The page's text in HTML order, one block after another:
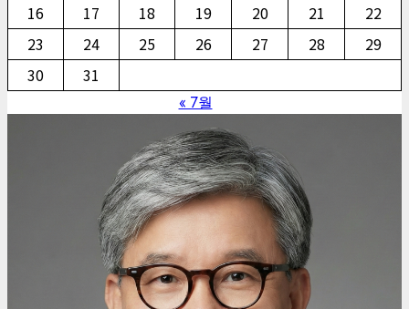
16
17 18 19 20 21
22
23
24 25 26 27 28
29
30
31
« 7월